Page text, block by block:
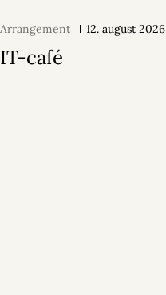
Arrangement 12. august 2026
IT-café